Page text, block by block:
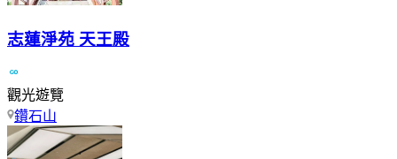
志蓮淨苑 天王殿
觀光遊覽
鑽石山